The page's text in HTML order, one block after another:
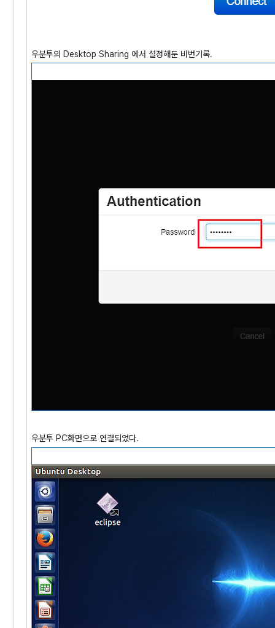
우분투의 Desktop Sharing 에서 설정해둔 비번기록.
우분투 PC화면으로 연결되었다.